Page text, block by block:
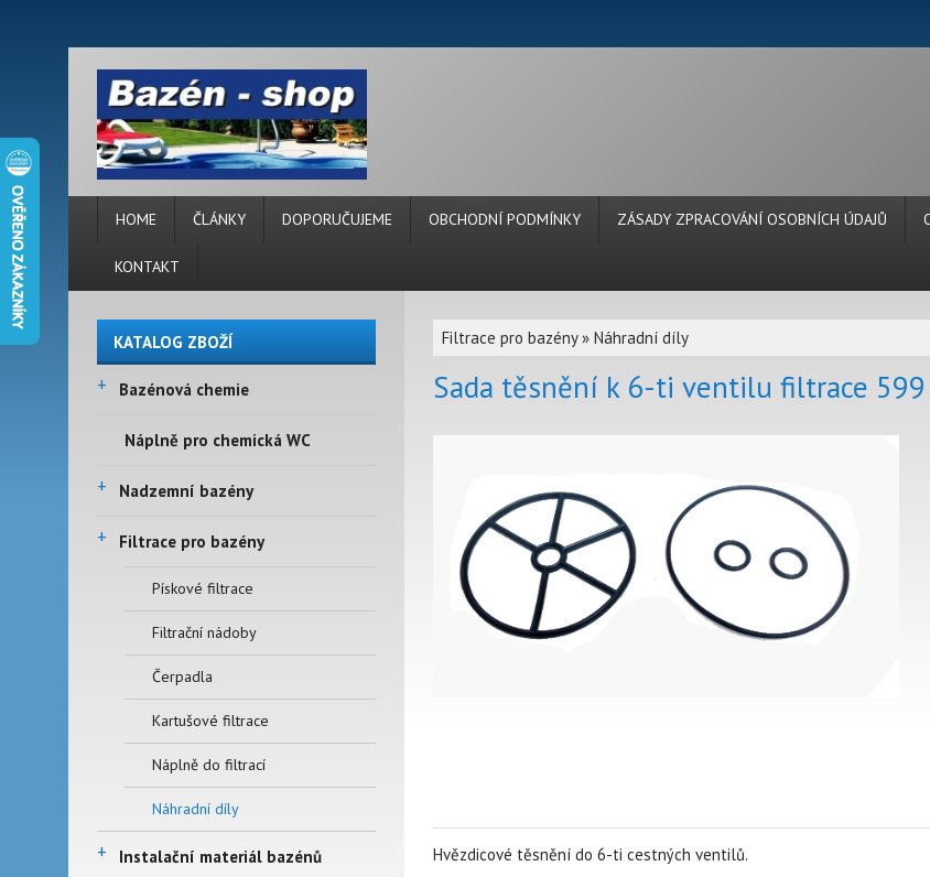
HOME ČLÁNKY DOPORUČUJEME OBCHODNÍ PODMÍNKY ZÁSADY ZPRACOVÁNÍ OSOBNÍCH ÚDAJŮ
KONTAKT
KATALOG ZBOŽÍ
+ Bazénová chemie
Náplně pro chemická WC
+ Nadzemní bazény
+ Filtrace pro bazény
Pískové filtrace
Filtrační nádoby
Čerpadla
Kartušové filtrace
Náplně do filtrací
Náhradní díly
+ Instalační materiál bazénů
Filtrace pro bazény» Náhradní díly
Sada těsnění k 6-ti ventilu filtrace 599
Hvězdicové těsnění do 6-ti cestných ventilů.